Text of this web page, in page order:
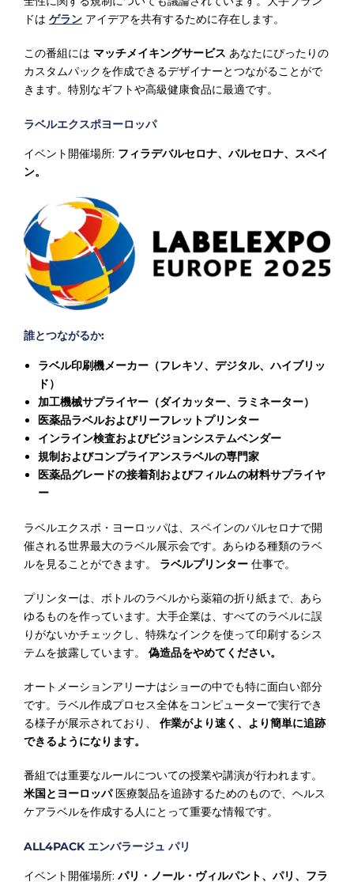
ドは ゲラン アイデアを共有するために存在します。
この番組には マッチメイキングサービス あなたにぴったりの
カスタムパックを作成できるデザイナーとつながることがで
きます。特別なギフトや高級健康食品に最適です。
ラベルエクスポヨーロッパ
イベント開催場所: フィラデバルセロナ、バルセロナ、スペイ
ン。
誰とつながるか:
ラベル印刷機メーカー（フレキソ、デジタル、ハイブリッ
ド）
加工機械サプライヤー（ダイカッター、ラミネーター）
医薬品ラベルおよびリーフレットプリンター
インライン検査およびビジョンシステムベンダー
規制およびコンプライアンスラベルの専門家
医薬品グレードの接着剤およびフィルムの材料サプライヤ
ー
ラベルエクスポ・ヨーロッパは、スペインのバルセロナで開
催される世界最大のラベル展示会です。あらゆる種類のラベ
ルを見ることができます。 ラベルプリンター 仕事で。
プリンターは、ボトルのラベルから薬箱の折り紙まで、あら
ゆるものを作っています。大手企業は、すべてのラベルに誤
りがないかチェックし、特殊なインクを使って印刷するシス
テムを披露しています。 偽造品をやめてください。
オートメーションアリーナはショーの中でも特に面白い部分
です。ラベル作成プロセス全体をコンピューターで実行でき
る様子が展示されており、 作業がより速く、より簡単に追跡
できるようになります。
番組では重要なルールについての授業や講演が行われます。
米国とヨーロッパ医療製品を追跡するためのもので、ヘルス
ケアラベルを作成する人にとって重要な情報です。
ALL4PACK エンバラージュ パリ
イベント開催場所: パリ・ノール・ヴィルパント、パリ、フラ